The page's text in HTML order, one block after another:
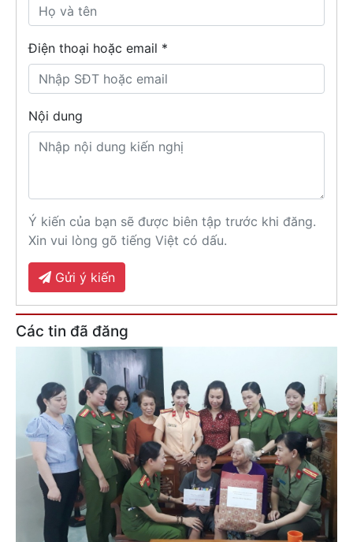
Điện thoại hoặc email *
Nội dung
Ý kiến của bạn sẽ được biên tập trước khi đăng.
Xin vui lòng gõ tiếng Việt có dấu.
Gửi ý kiến
Các tin đã đăng